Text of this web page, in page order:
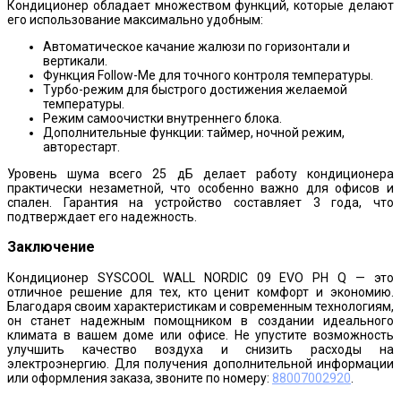
Кондиционер обладает множеством функций, которые делают
его использование максимально удобным:
Автоматическое качание жалюзи по горизонтали и
вертикали.
Функция Follow-Me для точного контроля температуры.
Турбо-режим для быстрого достижения желаемой
температуры.
Режим самоочистки внутреннего блока.
Дополнительные функции: таймер, ночной режим,
авторестарт.
Уровень шума всего 25 дБ делает работу кондиционера
практически незаметной, что особенно важно для офисов и
спален. Гарантия на устройство составляет 3 года, что
подтверждает его надежность.
Заключение
Кондиционер SYSCOOL WALL NORDIC 09 EVO PH Q — это
отличное решение для тех, кто ценит комфорт и экономию.
Благодаря своим характеристикам и современным технологиям,
он станет надежным помощником в создании идеального
климата в вашем доме или офисе. Не упустите возможность
улучшить качество воздуха и снизить расходы на
электроэнергию. Для получения дополнительной информации
или оформления заказа, звоните по номеру: 88007002920